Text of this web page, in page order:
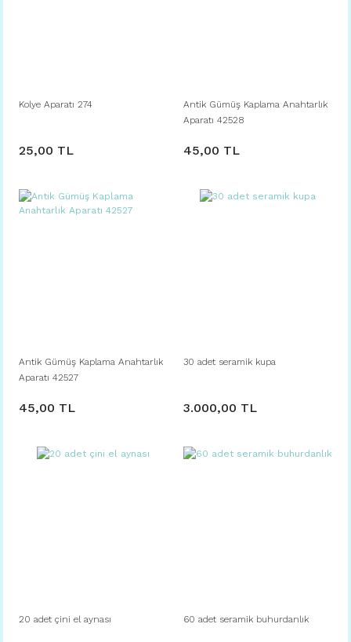
Kolye Aparatı 274
25,00 TL
Antik Gümüş Kaplama Anahtarlık
Aparatı 42528
45,00 TL
Antik Gümüş Kaplama Anahtarlık
Aparatı 42527
45,00 TL
30 adet seramik kupa
3.000,00 TL
20 adet çini el aynası 60 adet seramik buhurdanlık